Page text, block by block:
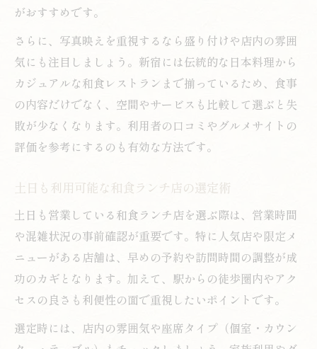
がおすすめです。
さらに、写真映えを重視するなら盛り付けや店内の雰囲
気にも注目しましょう。新宿には伝統的な日本料理から
カジュアルな和食レストランまで揃っているため、食事
の内容だけでなく、空間やサービスも比較して選ぶと失
敗が少なくなります。利用者の口コミやグルメサイトの
評価を参考にするのも有効な方法です。
土日も利用可能な和食ランチ店の選定術
土日も営業している和食ランチ店を選ぶ際は、営業時間
や混雑状況の事前確認が重要です。特に人気店や限定メ
ニューがある店舗は、早めの予約や訪問時間の調整が成
功のカギとなります。加えて、駅からの徒歩圏内やアク
セスの良さも利便性の面で重視したいポイントです。
選定時には、店内の雰囲気や座席タイプ（個室・カウン